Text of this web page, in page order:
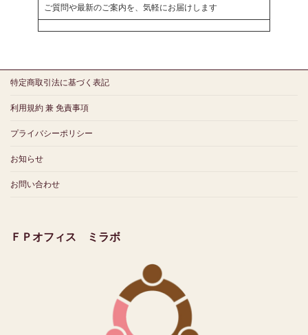
ご質問や最新のご案内を、気軽にお届けします
特定商取引法に基づく表記
利用規約 兼 免責事項
プライバシーポリシー
お知らせ
お問い合わせ
ＦＰオフィス ミラボ